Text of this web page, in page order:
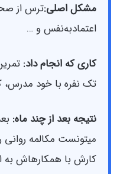
مشکل اصلی:ترس از
اعتمادبه‌نفس و …
کاری که انجام داد:
تک نفره با خود مدرس،
نتیجه بعد از چند ماه:
میتونست مکالمه روانی
کارش با همکارهاش